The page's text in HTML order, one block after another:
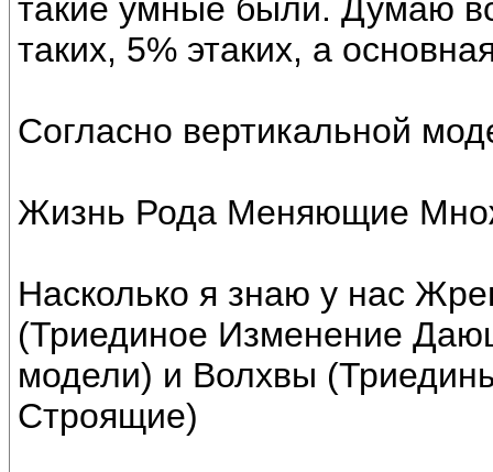
такие умные были. Думаю
таких, 5% этаких, а
Согласно вертикальной
Жизнь Рода Меняющие
Насколько я знаю у нас
(Триединое Изменение
модели) и Волхвы
Строящие)